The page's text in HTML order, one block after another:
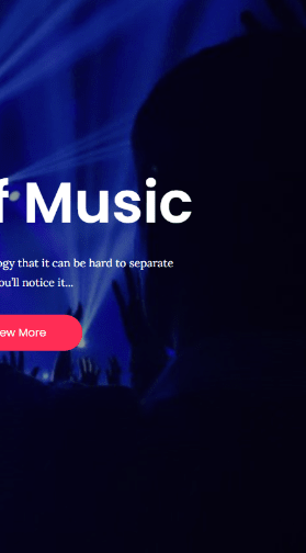
Este é
Versión de PHP
Páxina de inicio